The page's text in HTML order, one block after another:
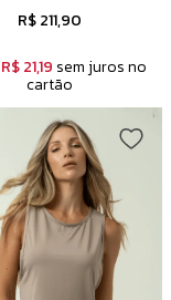
R$ 211,90
R$ 21,19 sem juros no
cartão